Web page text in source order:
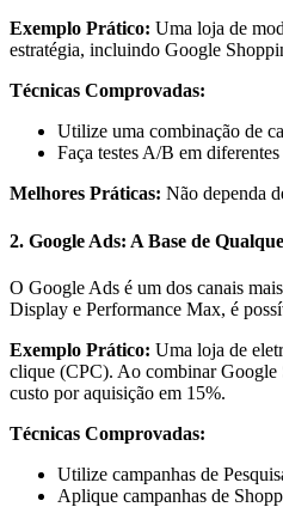
Exemplo Prático: Uma loja de
estratégia, incluindo Google
Técnicas Comprovadas:
Utilize uma combinação de
Faça testes A/B em
Melhores Práticas: Não dependa
2. Google Ads: A Base de
O Google Ads é um dos canais
Display e Performance Max, é
Exemplo Prático: Uma loja de
clique (CPC). Ao combinar Google
custo por aquisição em 15%.
Técnicas Comprovadas:
Utilize campanhas de
Aplique campanhas de